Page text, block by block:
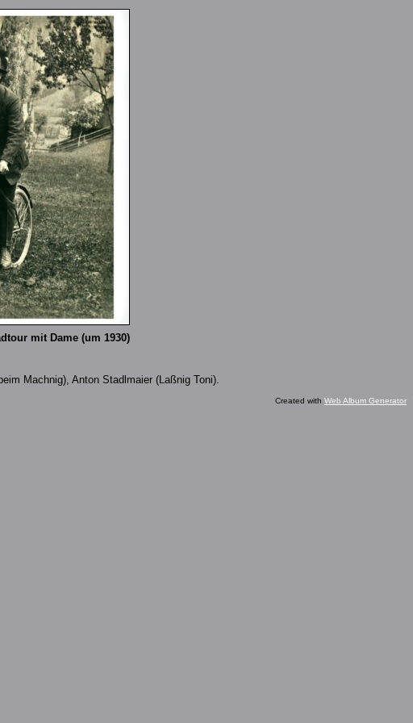
mit Dame (um 1930)
Machnig), Anton Stadlmaier (Laßnig Toni).
Created with Web Album Generator